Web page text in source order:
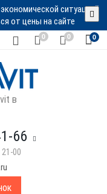
ситуацией
от цены на сайте
0 0 0
в
66
00